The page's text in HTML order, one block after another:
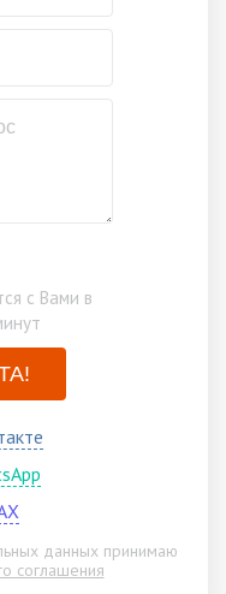
с Вами в
данных принимаю
соглашения